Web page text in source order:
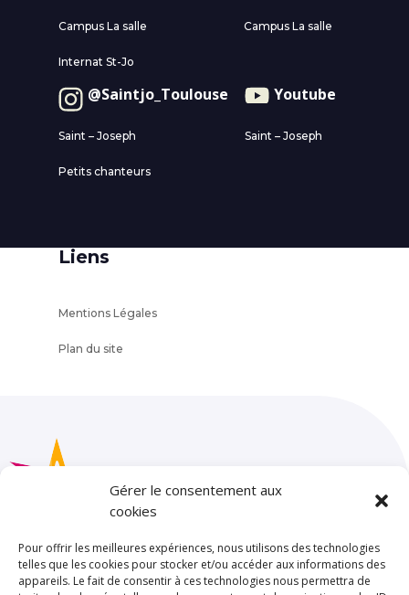
Gérer le consentement aux
cookies
Pour offrir les meilleures expériences, nous utilisons des technologies
telles que les cookies pour stocker et/ou accéder aux informations des
appareils. Le fait de consentir à ces technologies nous permettra de
SAINT JOSEPH – LA SALLE TOULOUSE
Campus La salle
Internat St-Jo
Campus La salle
@Saintjo_Toulouse
Saint – Joseph
Petits chanteurs
Youtube
Saint – Joseph
Liens
Mentions Légales
Plan du site